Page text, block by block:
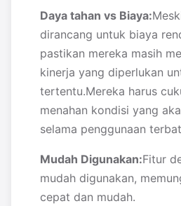
Daya tahan vs Biaya:
dirancang untuk biaya
pastikan mereka masih
kinerja yang diperlukan
tertentu.Mereka harus
menahan kondisi yang
selama penggunaan
Mudah Digunakan:Fitur
mudah digunakan,
cepat dan mudah.